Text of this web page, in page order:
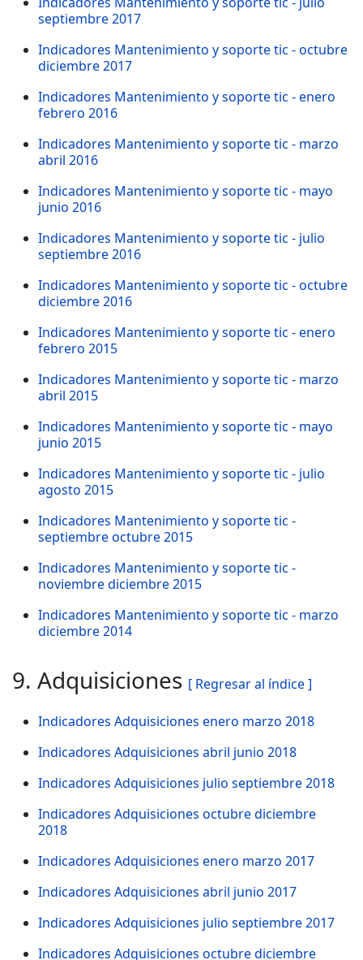
septiembre 2017
Indicadores Mantenimiento y soporte tic - octubre
diciembre 2017
Indicadores Mantenimiento y soporte tic - enero
febrero 2016
Indicadores Mantenimiento y soporte tic - marzo
abril 2016
Indicadores Mantenimiento y soporte tic - mayo
junio 2016
Indicadores Mantenimiento y soporte tic - julio
septiembre 2016
Indicadores Mantenimiento y soporte tic - octubre
diciembre 2016
Indicadores Mantenimiento y soporte tic - enero
febrero 2015
Indicadores Mantenimiento y soporte tic - marzo
abril 2015
Indicadores Mantenimiento y soporte tic - mayo
junio 2015
Indicadores Mantenimiento y soporte tic - julio
agosto 2015
Indicadores Mantenimiento y soporte tic -
septiembre octubre 2015
Indicadores Mantenimiento y soporte tic -
noviembre diciembre 2015
Indicadores Mantenimiento y soporte tic - marzo
diciembre 2014
9. Adquisiciones [ Regresar al índice ]
Indicadores Adquisiciones enero marzo 2018
Indicadores Adquisiciones abril junio 2018
Indicadores Adquisiciones julio septiembre 2018
Indicadores Adquisiciones octubre diciembre
2018
Indicadores Adquisiciones enero marzo 2017
Indicadores Adquisiciones abril junio 2017
Indicadores Adquisiciones julio septiembre 2017
Indicadores Adquisiciones octubre diciembre